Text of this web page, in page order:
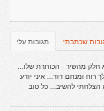
תגובות עלי שכתבתי
חלק מהשיר - הכותרת שלו...
רוח ומנחם דוד... איני יודע
הצלחתי להשיב... כל טוב